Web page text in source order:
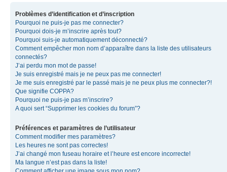
Problèmes d’identification et d’inscription
Pourquoi ne puis-je pas me connecter?
Pourquoi dois-je m’inscrire après tout?
Pourquoi suis-je automatiquement déconnecté?
Comment empêcher mon nom d’apparaître dans la liste des utilisateurs
connectés?
J’ai perdu mon mot de passe!
Je suis enregistré mais je ne peux pas me connecter!
Je me suis enregistré par le passé mais je ne peux plus me connecter?!
Que signifie COPPA?
Pourquoi ne puis-je pas m’inscrire?
A quoi sert “Supprimer les cookies du forum”?
Préférences et paramètres de l’utilisateur
Comment modifier mes paramètres?
Les heures ne sont pas correctes!
J’ai changé mon fuseau horaire et l’heure est encore incorrecte!
Ma langue n’est pas dans la liste!